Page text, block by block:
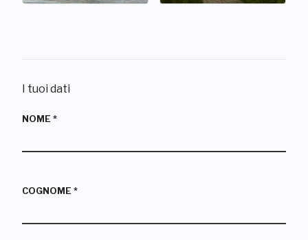
I tuoi dati
NOME *
COGNOME *